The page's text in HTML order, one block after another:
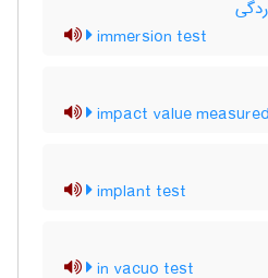
immersion test
impact value
implant test
in vacuo test